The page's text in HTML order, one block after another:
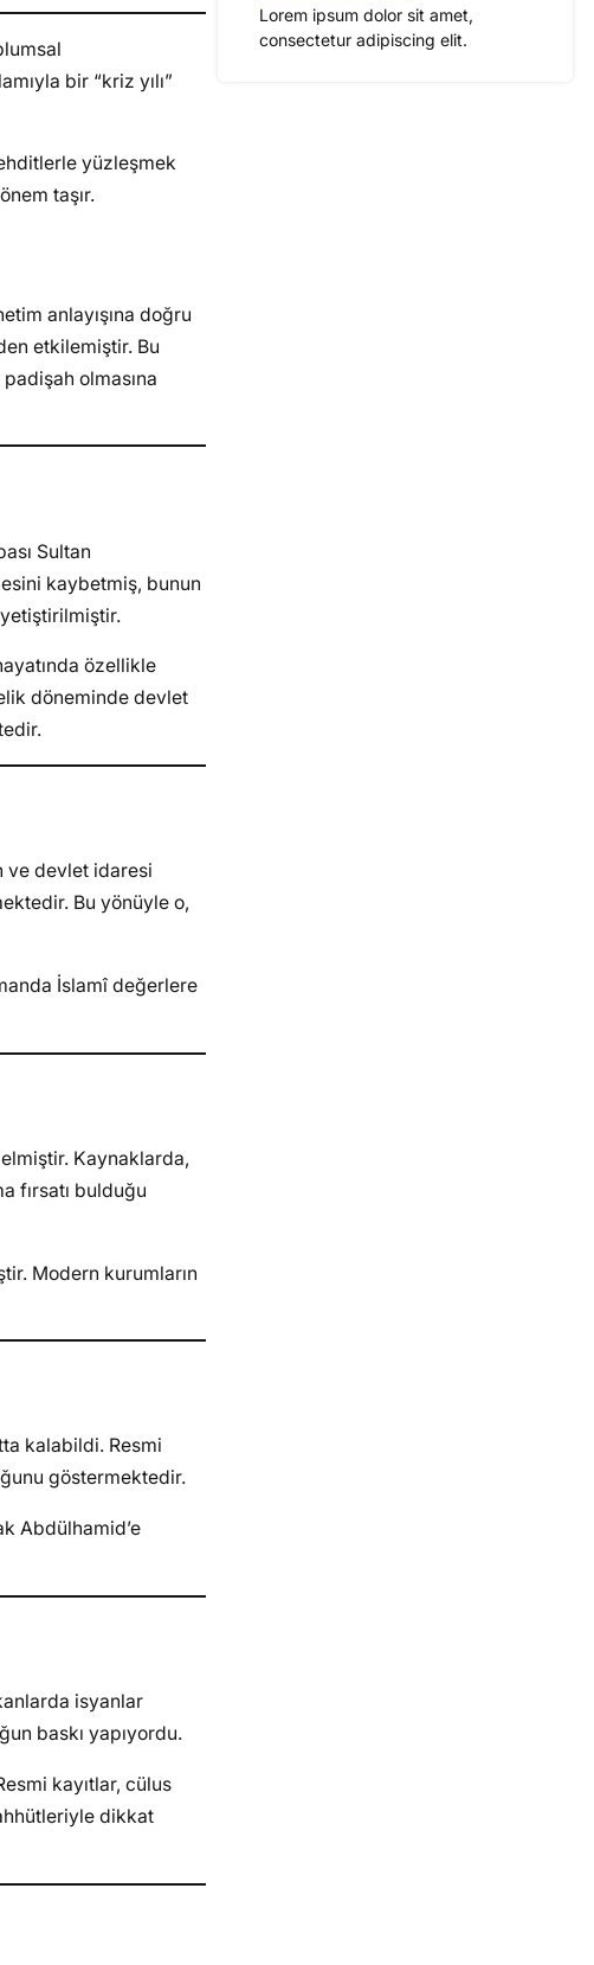
bir “kriz yılı”
yüzleşmek
taşır.
anlayışına doğru
etkilemiştir. Bu
olmasına
Sultan
kaybetmiş, bunun
özellikle
döneminde devlet
ve devlet idaresi
Bu yönüyle o,
İslamî değerlere
Kaynaklarda,
fırsatı bulduğu
Modern kurumların
kalabildi. Resmi
göstermektedir.
Abdülhamid’e
isyanlar
baskı yapıyordu.
kayıtlar, cülus
dikkat
Lorem ipsum dolor sit amet,
consectetur adipiscing elit.